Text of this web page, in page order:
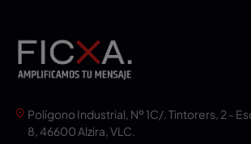
Polígono Industrial, Nº 1C/. Tintorers, 2 -
8, 46600 Alzira, VLC.